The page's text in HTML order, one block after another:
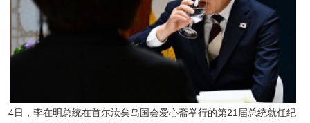
4日，李在明总统在首尔汝矣岛国会爱心斋举行的第21届总统就任纪